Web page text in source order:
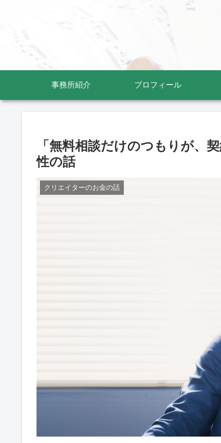
事務所紹介 プロフィール
「無料相談だけのつもりが、
性の話
クリエイターのお金の話